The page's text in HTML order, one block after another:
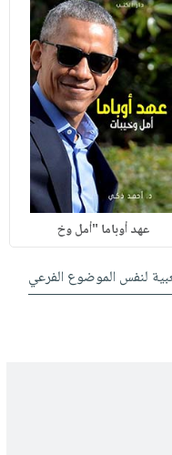
عهد أوباما "أمل وخ
لنفس الموضوع الفرعي